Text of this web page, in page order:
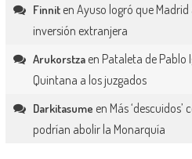
Finniten Ayuso logró que
inversión extranjera
Arukorstzaen Pataleta de Pablo
Quintana a los juzgados
Darkitasume en Más
podrían abolir la Monarquía